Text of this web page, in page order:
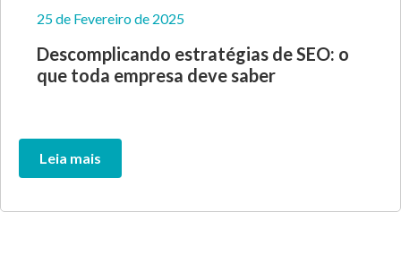
25 de Fevereiro de 2025
Descomplicando estratégias de SEO: o
que toda empresa deve saber
Leia mais